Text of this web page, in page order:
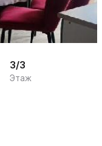
11
3/3
Этаж